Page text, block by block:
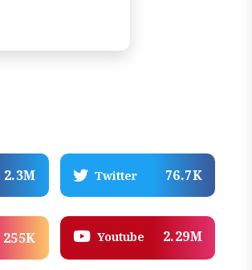
2.3M Twitter 76.7K
255K Youtube 2.29M